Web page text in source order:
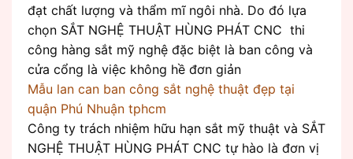
đạt chất lượng và thẩm mĩ ngôi nhà. Do đó lựa
chọn SẮT NGHỆ THUẬT HÙNG PHÁT CNC thi
công hàng sắt mỹ nghệ đặc biệt là ban công và
cửa cổng là việc không hề đơn giản
Mẫu lan can ban công sắt nghệ thuật đẹp tại
quận Phú Nhuận tphcm
Công ty trách nhiệm hữu hạn sắt mỹ thuật và SẮT
NGHỆ THUẬT HÙNG PHÁT CNC tự hào là đơn vị